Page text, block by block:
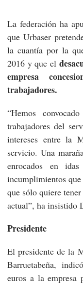
La federación ha
que Urbaser
la cuantía por la
2016 y que el
empresa
trabajadores.
“Hemos
trabajadores del
intereses entre la
servicio. Una
enrocados en
incumplimientos
que sólo quiere
actual”, ha insistido
Presidente
El presidente de la
Barruetabeña,
euros a la